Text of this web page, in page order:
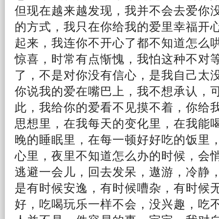
但现在越来越发现，我并不会去爱你
的方式，我只在你给我的爱里幸福开
起来，我连你不开心了都不知道怎么
惊喜，时常有点惭愧，我怕这种不对
了，不是对你没有信心，是我自己太
你说我的爱在嘴巴上，我不想承认，
此，我给你的爱看不见摸不着，你给
思想里，在我每天的变化里，在我能
晚的睡眠里，在每一顿好好吃的饭里
心里， 夜里不知道怎么办的时候，会
逃避一会儿，回去发呆，遨游，冷静
是有时候安逸，有时候嘈杂，有时候
好，吃喝玩乐一样不会，没兴趣，吃